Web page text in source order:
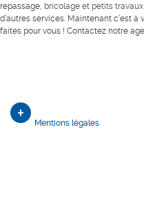
repassage, bricolage et petits travaux
d’autres services. Maintenant c’est
faites pour vous ! Contactez notre
Mentions légales